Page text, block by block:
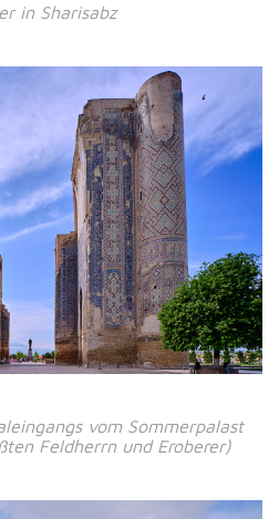
in Sharisabz
vom Sommerpalast
Feldherrn und Eroberer)